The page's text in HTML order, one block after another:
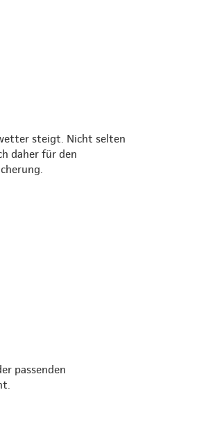
steigt. Nicht selten
daher für den
passenden